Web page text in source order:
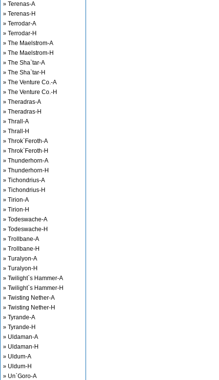
» Terenas-A
» Terenas-H
» Terrodar-A
» Terrodar-H
» The Maelstrom-A
» The Maelstrom-H
» The Sha`tar-A
» The Sha`tar-H
» The Venture Co.-A
» The Venture Co.-H
» Theradras-A
» Theradras-H
» Thrall-A
» Thrall-H
» Throk`Feroth-A
» Throk`Feroth-H
» Thunderhorn-A
» Thunderhorn-H
» Tichondrius-A
» Tichondrius-H
» Tirion-A
» Tirion-H
» Todeswache-A
» Todeswache-H
» Trollbane-A
» Trollbane-H
» Turalyon-A
» Turalyon-H
» Twilight`s Hammer-A
» Twilight`s Hammer-H
» Twisting Nether-A
» Twisting Nether-H
» Tyrande-A
» Tyrande-H
» Uldaman-A
» Uldaman-H
» Uldum-A
» Uldum-H
» Un`Goro-A